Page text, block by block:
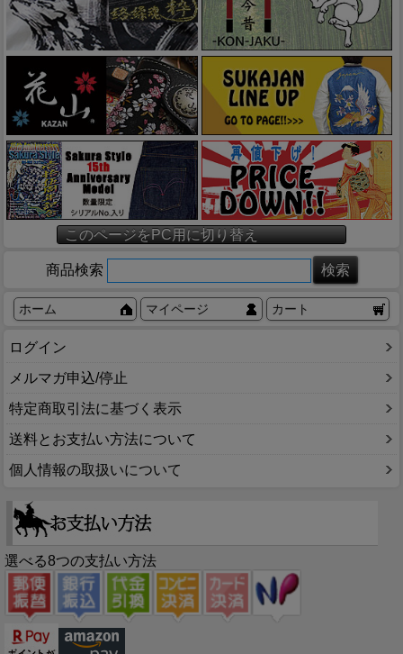
このページをPC用に切り替え
商品検索
ホーム マイページ カート
ログイン
メルマガ申込/停止
特定商取引法に基づく表示
送料とお支払い方法について
個人情報の取扱いについて
選べる8つの支払い方法